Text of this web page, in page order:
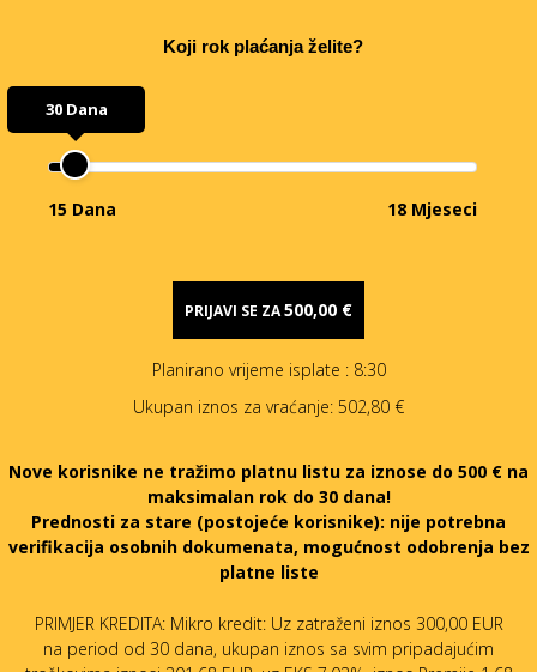
Koji rok plaćanja želite?
30 Dana
15 Dana 18 Mjeseci
PRIJAVI SE ZA500,00 €
Planirano vrijeme isplate : 8:30
Ukupan iznos za vraćanje: 502,80 €
Nove korisnike ne tražimo platnu listu za iznose do 500 € na
maksimalan rok do 30 dana!
Prednosti za stare (postojeće korisnike): nije potrebna
verifikacija osobnih dokumenata, mogućnost odobrenja bez
platne liste
PRIMJER KREDITA: Mikro kredit: Uz zatraženi iznos 300,00 EUR
na period od 30 dana, ukupan iznos sa svim pripadajućim